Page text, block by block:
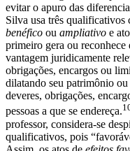
evitar o apuro das
Silva usa três qualificativos
benéfico ou ampliativo e ato
primeiro gera ou reconhece
vantagem juridicamente
obrigações, encargos ou
dilatando seu patrimônio
deveres, obrigações,
pessoas a que se endereça.
professor, considera-se
qualificativos, pois